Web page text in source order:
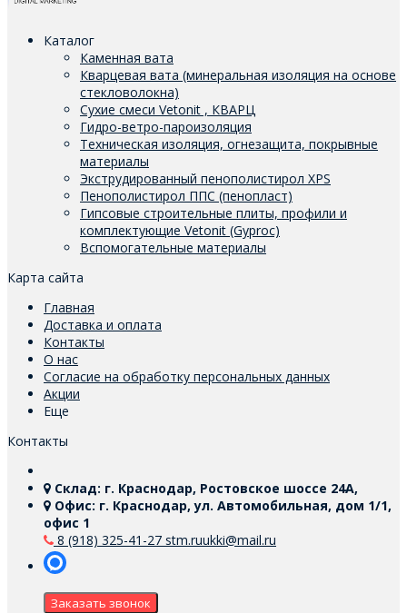
Каталог
Каменная вата
Кварцевая вата (минеральная изоляция на основе
стекловолокна)
Сухие смеси Vetonit , КВАРЦ
Гидро-ветро-пароизоляция
Техническая изоляция, огнезащита, покрывные
материалы
Экструдированный пенополистирол XPS
Пенополистирол ППС (пенопласт)
Гипсовые строительные плиты, профили и
комплектующие Vetonit (Gyproc)
Вспомогательные материалы
Карта сайта
Главная
Доставка и оплата
Контакты
О нас
Согласие на обработку персональных данных
Акции
Еще
Контакты
Склад: г. Краснодар, Ростовское шоссе 24А,
Офис: г. Краснодар, ул. Автомобильная, дом 1/1,
офис 1
8 (918) 325-41-27 stm.ruukki@mail.ru
Заказать звонок